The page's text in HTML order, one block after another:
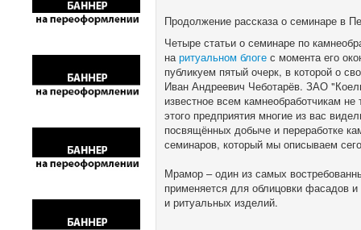
Продолжение рассказа о семинаре в
Четыре статьи о семинаре по
наритуальном блоге с момента его
публикуем пятый очерк, в которой о
Иван Андреевич Чеботарёв. ЗАО
известное всем камнеобработчикам
этого предприятия многие из вас
посвящённых добыче и переработке
семинаров, который мы описываем
Мрамор – один из самых
применяется для облицовки фасадов
и ритуальных изделий.